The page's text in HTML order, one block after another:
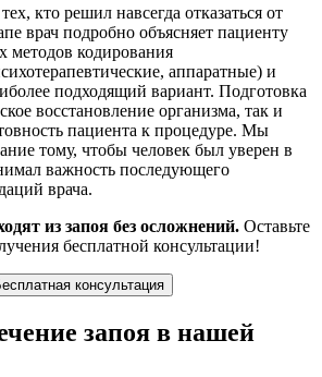
кто решил навсегда отказаться от
врач подробно объясняет пациенту
кодирования
аппаратные) и
подходящий вариант. Подготовка
восстановление организма, так и
пациента к процедуре. Мы
тому, чтобы человек был уверен в
важность последующего
врача.
из запоя без осложнений. Оставьте
бесплатной консультации!
консультация
запоя в нашей